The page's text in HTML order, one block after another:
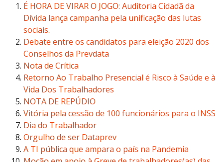
É HORA DE VIRAR O JOGO: Auditoria Cidadã da
Dívida lança campanha pela unificação das lutas
sociais.
Debate entre os candidatos para eleição 2020 dos
Conselhos da Prevdata
Nota de Crítica
Retorno Ao Trabalho Presencial é Risco à Saúde e à
Vida Dos Trabalhadores
NOTA DE REPÚDIO
Vitória pela cessão de 100 funcionários para o INSS
Dia do Trabalhador
Orgulho de ser Dataprev
A TI pública que ampara o país na Pandemia